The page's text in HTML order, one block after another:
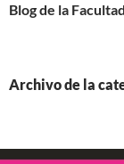
Blog de la
Archivo de la